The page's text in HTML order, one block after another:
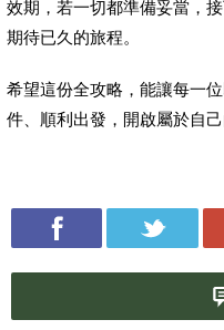
效期，若一切都準備妥當，
期待已久的旅程。
希望這份全攻略，能讓每一
件、順利出發，開啟屬於自己